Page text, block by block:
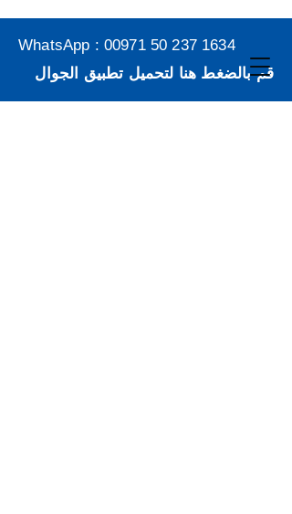
WhatsApp : 00971 50 237 1634
قم بالضغط هنا لتحميل تطبيق الجوال